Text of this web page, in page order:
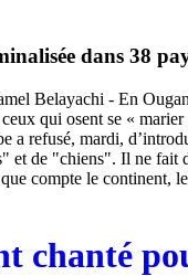
dans 38
Belayachi - En
qui osent se «
a refusé, mardi,
et de "chiens". Il ne fait
compte le continent,
chanté